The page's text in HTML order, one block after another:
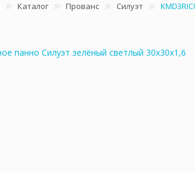
Каталог Прованс Силуэт